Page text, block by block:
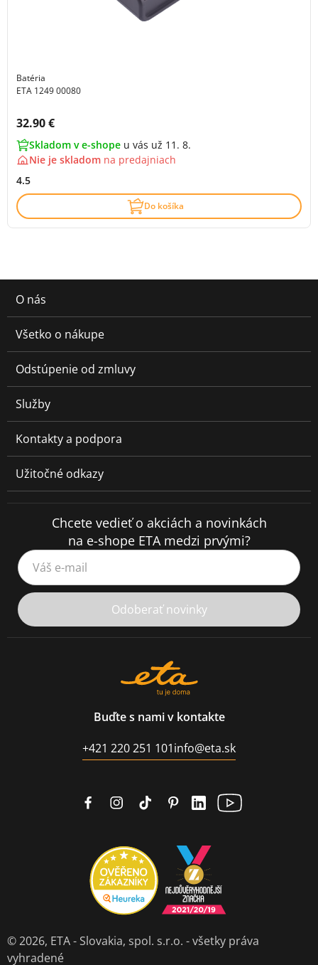
Batéria
ETA 1249 00080
Cena s DPH:
32.90 €
Skladom v e-shope u vás už 11. 8.
Nie je skladom na predajniach
4.5
Do košíka
O nás
Všetko o nákupe
Odstúpenie od zmluvy
Služby
Kontakty a podpora
Užitočné odkazy
Chcete vedieť o akciách a novinkách
na e-shope ETA medzi prvými?
Váš e-mail
Odoberať novinky
Buďte s nami v kontakte
+421 220 251 101info@eta.sk
© 2026, ETA - Slovakia, spol. s.r.o. - všetky práva
vyhradené